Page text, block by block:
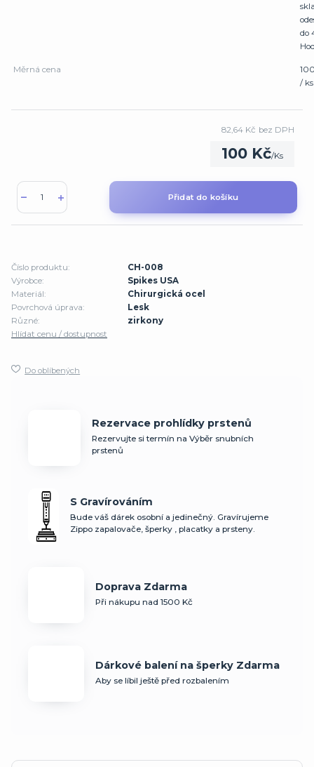
do
Měrná cena
/ ks
100 Kč/Ks
82,64 Kč bez DPH
Přidat do košíku
Číslo produktu:
CH-008
Výrobce:
Spikes USA
Materiál:
Chirurgická ocel
Povrchová úprava:
Lesk
Různé:
zirkony
Hlídat cenu / dostupnost
Do oblíbených
Rezervace prohlídky prstenů
Rezervujte si termín na Výběr snubních
prstenů
S Gravírováním
Bude váš dárek osobní a jedinečný. Gravírujeme
Zippo zapalovače, šperky , placatky a prsteny.
Doprava Zdarma
Při nákupu nad 1500 Kč
Dárkové balení na šperky Zdarma
Aby se líbil ještě před rozbalením